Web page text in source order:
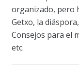
organizado, pero
Getxo, la
Consejos para el
etc.